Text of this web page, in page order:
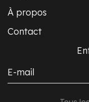
À propos
Contact